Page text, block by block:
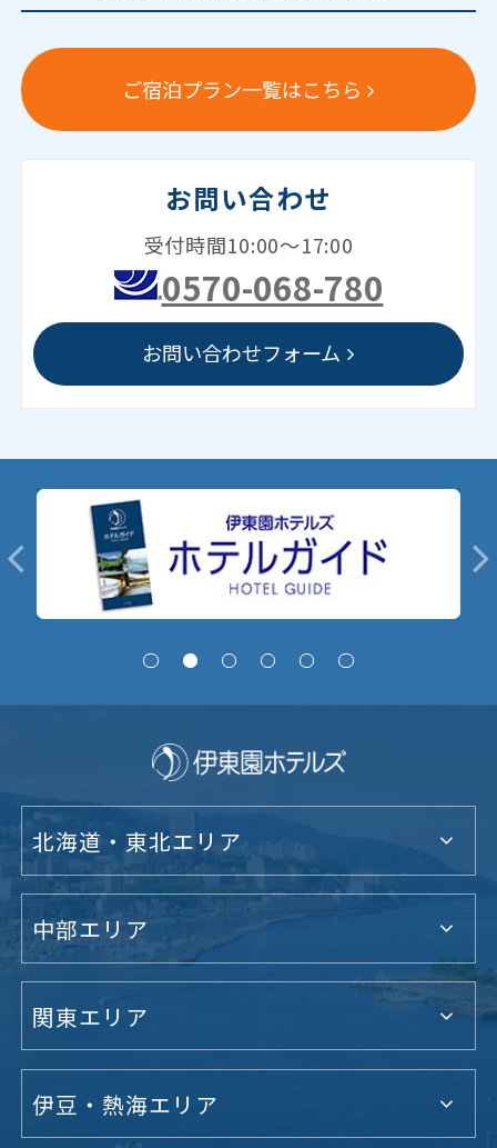
ご宿泊プラン一覧はこちら
お問い合わせ
受付時間10:00～17:00
0570-068-780
お問い合わせフォーム
北海道・東北エリア
中部エリア
関東エリア
伊豆・熱海エリア